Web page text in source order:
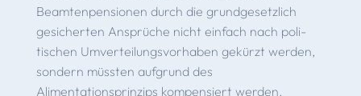
Beamtenpensionen durch die grundgesetzlich
gesicherten Ansprüche nicht einfach nach poli­
tischen Umverteilungsvorhaben gekürzt werden,
sondern müssten aufgrund des
Alimentationsprinzips kompensiert werden.